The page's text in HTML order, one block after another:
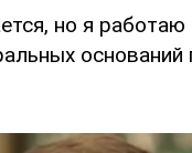
но я
оснований